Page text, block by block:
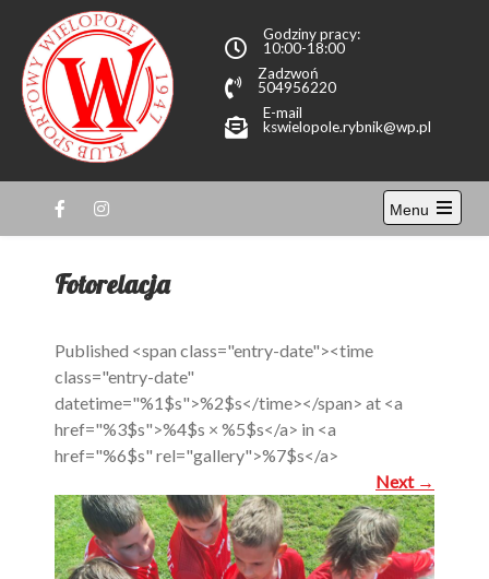
treści
KS
Wielopole
Godziny pracy:
10:00-18:00
Zadzwoń
504956220
E-mail
kswielopole.rybnik@wp.pl
Menu
Open
Fotorelacja
Published <span class="entry-date"><time
class="entry-date"
datetime="%1$s">%2$s</time></span> at <a
href="%3$s">%4$s × %5$s</a> in <a
href="%6$s" rel="gallery">%7$s</a>
Next →